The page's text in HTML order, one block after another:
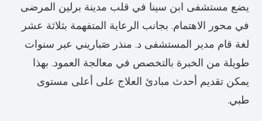
يضع مستشفى ابن سينا في قلب مدينة برلين المرضى
في محور الاهتمام. بجانب الرعاية المتفهمة بثلاثة عشر
لغة قام مدير المستشفى د. منذر صَباريني عبر سنوات
طويلة من الخبرة بالتخصص في معالجة العمود. بهذا
يمكن تقديم أحدث مبادئ العلاج على أعلى مستوى
طبي.